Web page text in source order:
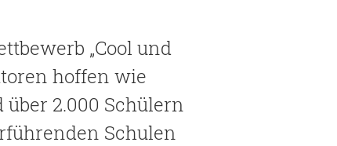
„Cool und
hoffen wie
2.000 Schülern
Schulen